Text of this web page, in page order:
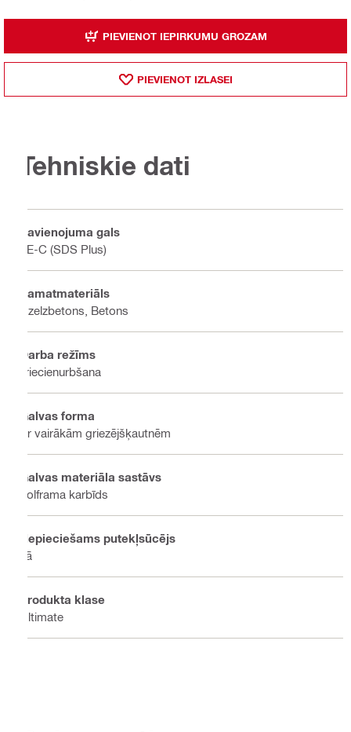
PIEVIENOT IEPIRKUMU GROZAM
PIEVIENOT IZLASEI
Tehniskie dati
Savienojuma gals
TE-C (SDS Plus)
Pamatmateriāls
Dzelzbetons, Betons
Darba režīms
Triecienurbšana
Galvas forma
Ar vairākām griezējšķautnēm
Galvas materiāla sastāvs
Volframa karbīds
Nepieciešams putekļsūcējs
Jā
Produkta klase
Ultimate